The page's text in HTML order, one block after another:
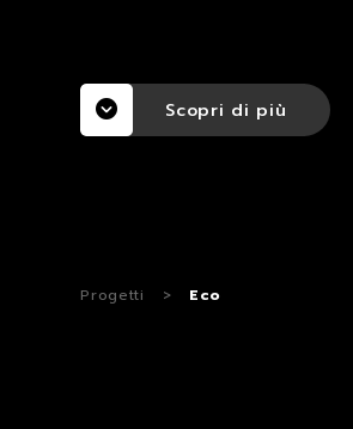
Scopri di più
Progetti > Eco